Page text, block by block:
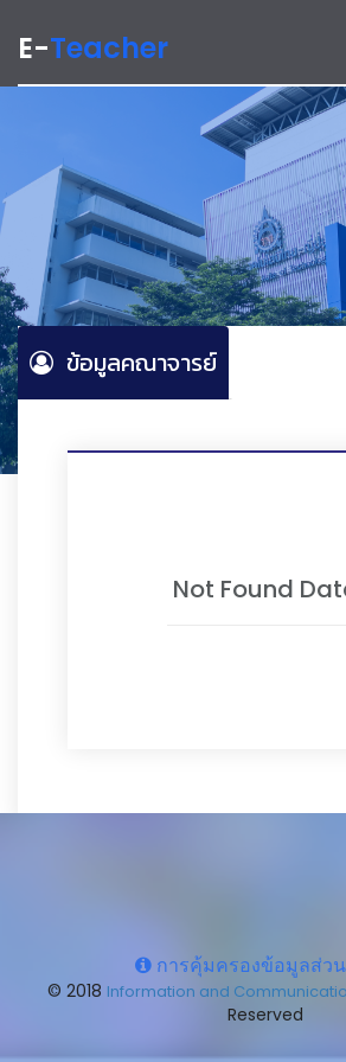
E-Teacher
ข้อมูลคณาจารย์
Not Found
การคุ้มครองข้อมูลส่ว
© 2018 Information and
Reserved